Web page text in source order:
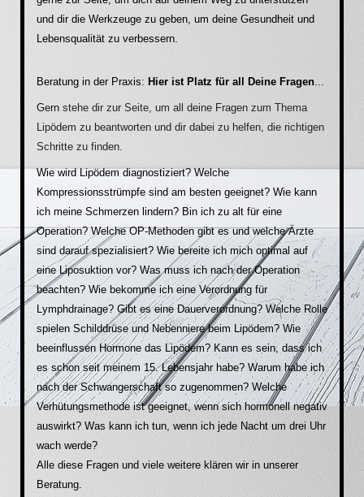
und dir die Werkzeuge zu geben, um deine Gesundheit und
Lebensqualität zu verbessern.
Beratung in der Praxis: Hier ist Platz für all Deine Fragen...
Gern stehe dir zur Seite, um all deine Fragen zum Thema
Lipödem zu beantworten und dir dabei zu helfen, die richtigen
Schritte zu finden.
Wie wird Lipödem diagnostiziert? Welche
Kompressionsstrümpfe sind am besten geeignet? Wie kann
ich meine Schmerzen lindern? Bin ich zu alt für eine
Operation? Welche OP-Methoden gibt es und welche Ärzte
sind darauf spezialisiert? Wie bereite ich mich optimal auf
eine Liposuktion vor? Was muss ich nach der Operation
beachten? Wie bekomme ich eine Verordnung für
Lymphdrainage? Gibt es eine Dauerverordnung? Welche Rolle
spielen Schilddrüse und Nebenniere beim Lipödem? Wie
beeinflussen Hormone das Lipödem? Kann es sein, dass ich
es schon seit meinem 15. Lebensjahr habe? Warum habe ich
nach der Schwangerschaft so zugenommen? Welche
Verhütungsmethode ist geeignet, wenn sich hormonell negativ
auswirkt? Was kann ich tun, wenn ich jede Nacht um drei Uhr
wach werde?
Alle diese Fragen und viele weitere klären wir in unserer
Beratung.